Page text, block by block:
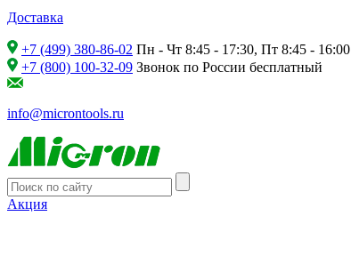
Доставка
+7 (499) 380-86-02 Пн - Чт 8:45 - 17:30, Пт 8:45 - 16:00
+7 (800) 100-32-09 Звонок по России бесплатный
info@microntools.ru
Акция